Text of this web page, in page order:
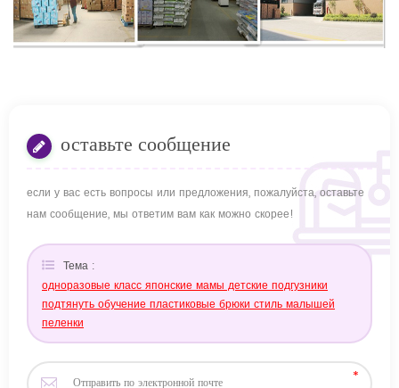
оставьте сообщение
если у вас есть вопросы или предложения, пожалуйста, оставьте
нам сообщение, мы ответим вам как можно скорее!
Тема :
одноразовые класс японские мамы детские подгузники
подтянуть обучение пластиковые брюки стиль малышей
пеленки